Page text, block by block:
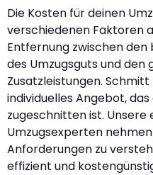
Die Kosten für deinen
verschiedenen Faktoren
Entfernung zwischen
des Umzugsguts und den
Zusatzleistungen.
individuelles Angebot,
zugeschnitten ist.
Umzugsexperten
Anforderungen zu
effizient und